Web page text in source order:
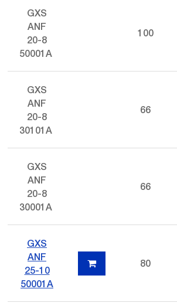
GXS
ANF
20-8
50001A
100
GXS
ANF
20-8
30101A
66
GXS
ANF
20-8
30001A
66
GXS
ANF
25-10
50001A
80